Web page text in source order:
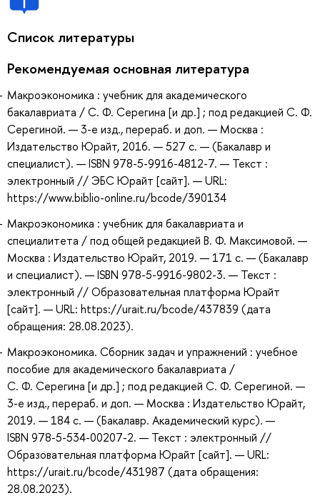
Список литературы
Рекомендуемая основная литература
Макроэкономика : учебник для академического
бакалавриата / С. Ф. Серегина [и др.] ; под редакцией С. Ф.
Серегиной. — 3-е изд., перераб. и доп. — Москва :
Издательство Юрайт, 2016. — 527 с. — (Бакалавр и
специалист). — ISBN 978-5-9916-4812-7. — Текст :
электронный // ЭБС Юрайт [сайт]. — URL:
https://www.biblio-online.ru/bcode/390134
Макроэкономика : учебник для бакалавриата и
специалитета / под общей редакцией В. Ф. Максимовой. —
Москва : Издательство Юрайт, 2019. — 171 с. — (Бакалавр
и специалист). — ISBN 978-5-9916-9802-3. — Текст :
электронный // Образовательная платформа Юрайт
[сайт]. — URL: https://urait.ru/bcode/437839 (дата
обращения: 28.08.2023).
Макроэкономика. Сборник задач и упражнений : учебное
пособие для академического бакалавриата /
С. Ф. Серегина [и др.] ; под редакцией С. Ф. Серегиной. —
3-е изд., перераб. и доп. — Москва : Издательство Юрайт,
2019. — 184 с. — (Бакалавр. Академический курс). —
ISBN 978-5-534-00207-2. — Текст : электронный //
Образовательная платформа Юрайт [сайт]. — URL:
https://urait.ru/bcode/431987 (дата обращения:
28.08.2023).